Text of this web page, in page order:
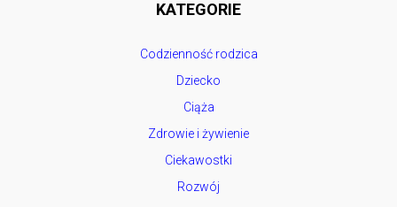
KATEGORIE
Codzienność rodzica
Dziecko
Ciąża
Zdrowie i żywienie
Ciekawostki
Rozwój